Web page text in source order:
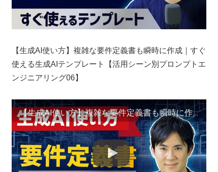
【生成AI使い方】複雑な要件定義書も瞬時に作成｜すぐ
使える生成AIテンプレート【活用シーン別プロンプトエ
ンジニアリング06】
【生成AI使い方】複雑な要件定義書も瞬時に作成｜すぐ使える生成AIテンプレート【活用シーン別プロンプトエンジニアリング06】